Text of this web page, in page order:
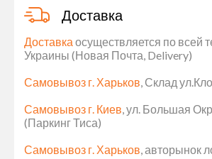
Доставка
Доставка осуществляется по всей
Украины (Новая Почта, Delivery)
Самовывоз г. Харьков, Склад
Самовывоз г. Киев, ул. Большая
(Паркинг Тиса)
Самовывоз г. Харьков, авторынок